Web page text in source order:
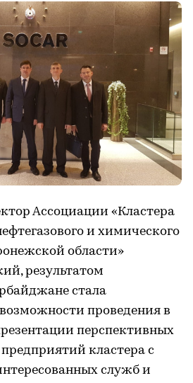
Ассоциации «Кластера
и химического
области»
результатом
стала
проведения в
перспективных
кластера с
служб и